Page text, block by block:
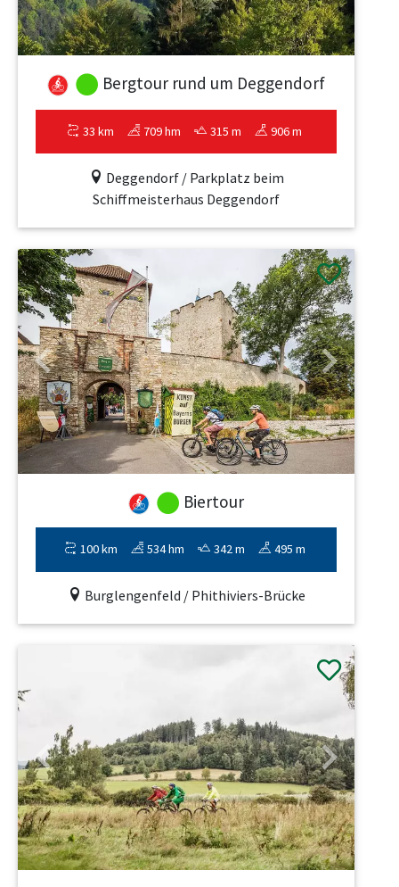
Bergtour rund um Deggendorf
33 km 709 hm 315 m 906 m
Deggendorf / Parkplatz beim
Schiffmeisterhaus Deggendorf
Previous Next
Biertour
100 km 534 hm 342 m 495 m
Burglengenfeld / Phithiviers-Brücke
Previous Next